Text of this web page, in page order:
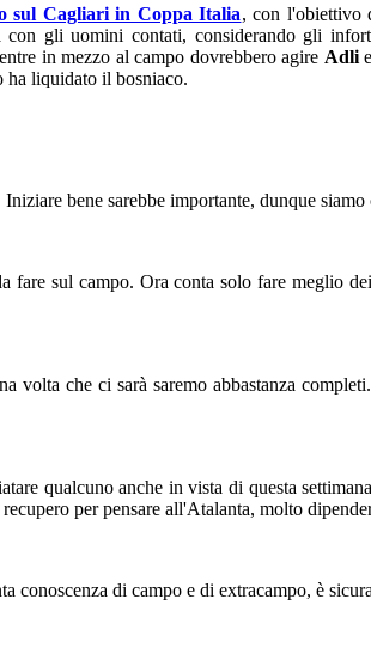
sul Cagliari in Coppa Italia, con l'obiettivo
gli uomini contati, considerando gli
in mezzo al campo dovrebbero agire Adlie
ha liquidato il bosniaco.
bene sarebbe importante, dunque
sul campo. Ora conta solo fare meglio
volta che ci sarà saremo abbastanza
qualcuno anche in vista di questa
per pensare all'Atalanta, molto
conoscenza di campo e di extracampo, è